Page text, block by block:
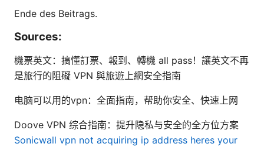
Ende des Beitrags.
Sources:
機票英文：搞懂訂票、報到、轉機 all pass！讓英文不再
是旅行的阻礙 VPN 與旅遊上網安全指南
电脑可以用的vpn：全面指南，帮助你安全、快速上网
Doove VPN 综合指南：提升隐私与安全的全方位方案
Sonicwall vpn not acquiring ip address heres your